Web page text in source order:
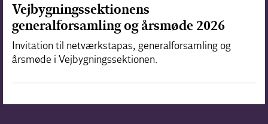
Vejbygningssektionens
generalforsamling og årsmøde 2026
Invitation til netværkstapas, generalforsamling og
årsmøde i Vejbygningssektionen.